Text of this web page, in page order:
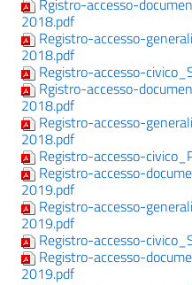
Rgistro-accesso-
2018.pdf
Registro-accesso-
2018.pdf
Registro-accesso-
Rgistro-accesso-
2018.pdf
Registro-accesso-
2018.pdf
Registro-accesso-
Registro-accesso-
2019.pdf
Registro-accesso-
2019.pdf
Registro-accesso-
Registro-accesso-
2019.pdf